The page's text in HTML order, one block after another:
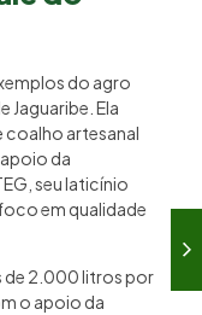
do agro
Jaguaribe. Ela
coalho artesanal
da
seu laticínio
em qualidade
de 2.000 litros por
o apoio da